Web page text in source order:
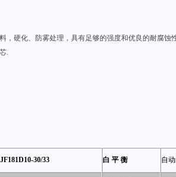
，硬化、防雾处理，具有足够的强度和优良的耐腐蚀
.
JF181D10-30/33 白 平 衡 自